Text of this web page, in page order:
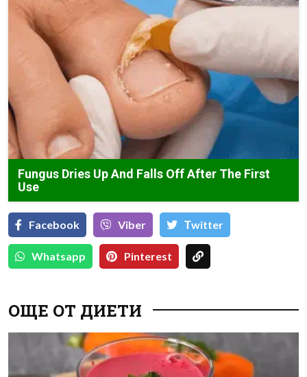
Fungus Dries Up And Falls Off After The First
Use
Facebook Viber Тwitter
Whatsapp Pinterest
ОЩЕ ОТ ДИЕТИ